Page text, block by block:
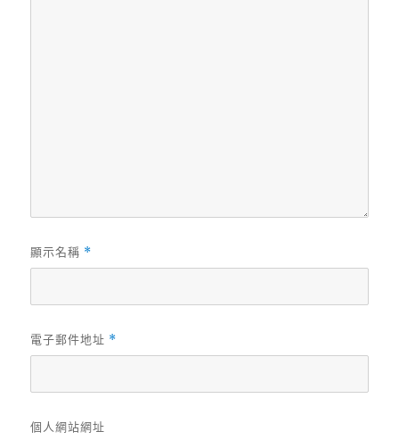
顯示名稱 *
電子郵件地址 *
個人網站網址